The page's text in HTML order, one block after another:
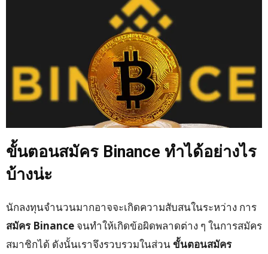
ขั้นตอนสมัคร Binance ทำได้อย่างไร
บ้างน่ะ
นักลงทุนจำนวนมากอาจจะเกิดความสับสนในระหว่าง การ
สมัคร Binance จนทำให้เกิดข้อผิดพลาดต่าง ๆ ในการสมัคร
สมาชิกได้ ดังนั้นเราจึงรวบรวมในส่วนขั้นตอนสมัคร